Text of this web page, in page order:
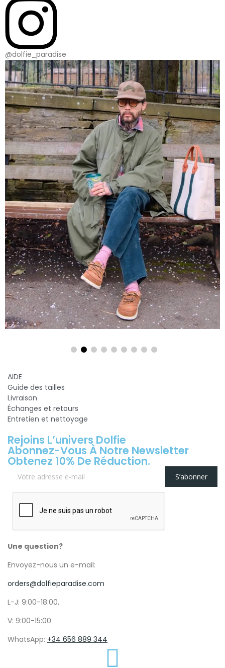
@dolfie_paradise
AIDE
Guide des tailles
Livraison
Échanges et retours
Entretien et nettoyage
Rejoins L’univers Dolfie
Abonnez-Vous À Notre Newsletter
Obtenez 10% De Réduction.
S’abonner
Une question?
Envoyez-nous un e-mail:
orders@dolfieparadise.com
L-J: 9:00-18:00,
V: 9:00-15:00
WhatsApp: +34 656 889 344